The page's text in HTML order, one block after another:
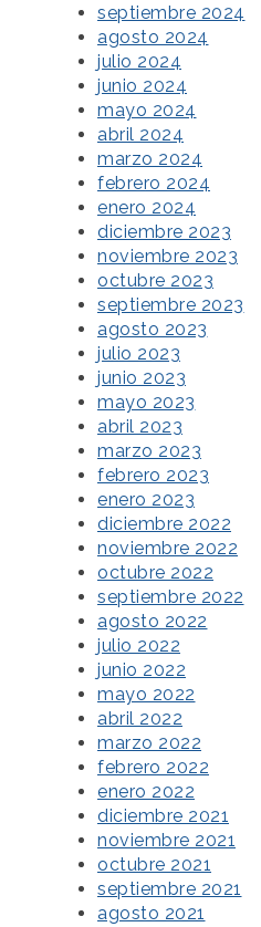
septiembre 2024
agosto 2024
julio 2024
junio 2024
mayo 2024
abril 2024
marzo 2024
febrero 2024
enero 2024
diciembre 2023
noviembre 2023
octubre 2023
septiembre 2023
agosto 2023
julio 2023
junio 2023
mayo 2023
abril 2023
marzo 2023
febrero 2023
enero 2023
diciembre 2022
noviembre 2022
octubre 2022
septiembre 2022
agosto 2022
julio 2022
junio 2022
mayo 2022
abril 2022
marzo 2022
febrero 2022
enero 2022
diciembre 2021
noviembre 2021
octubre 2021
septiembre 2021
agosto 2021